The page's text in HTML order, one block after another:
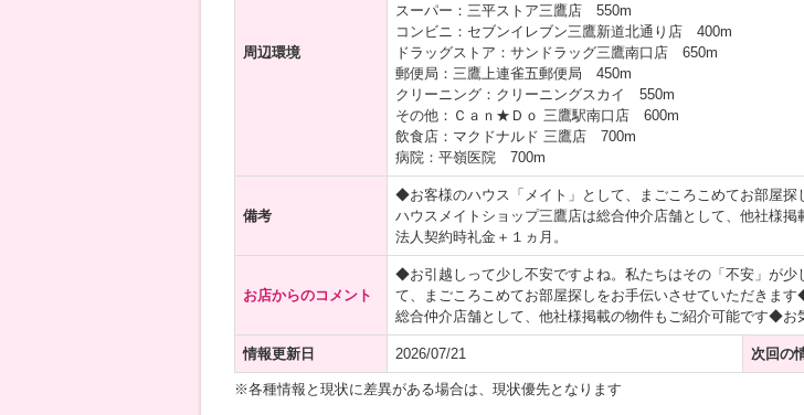
周辺環境
スーパー：三平ストア三鷹店 550m
コンビニ：セブンイレブン三鷹新道北通り店 400m
ドラッグストア：サンドラッグ三鷹南口店 650m
郵便局：三鷹上連雀五郵便局 450m
クリーニング：クリーニングスカイ 550m
その他：Ｃａｎ★Ｄｏ 三鷹駅南口店 600m
飲食店：マクドナルド 三鷹店 700m
病院：平嶺医院 700m
備考
◆お客様のハウス「メイト」として、まごころこめてお部屋
ハウスメイトショップ三鷹店は総合仲介店舗として、他社様
法人契約時礼金＋１ヵ月。
お店からのコメント
◆お引越しって少し不安ですよね。私たちはその「不安」が
て、まごころこめてお部屋探しをお手伝いさせていただきま
総合仲介店舗として、他社様掲載の物件もご紹介可能です◆
情報更新日 2026/07/21 次回の
※各種情報と現状に差異がある場合は、現状優先となります